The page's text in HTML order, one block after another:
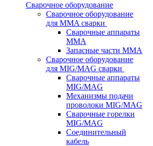
Сварочное оборудование
Сварочное оборудование
для MMA сварки
Сварочные аппараты
MMA
Запасные части MMA
Сварочное оборудование
для MIG/MAG сварки
Сварочные аппараты
MIG/MAG
Механизмы подачи
проволоки MIG/MAG
Сварочные горелки
MIG/MAG
Соединительный
кабель